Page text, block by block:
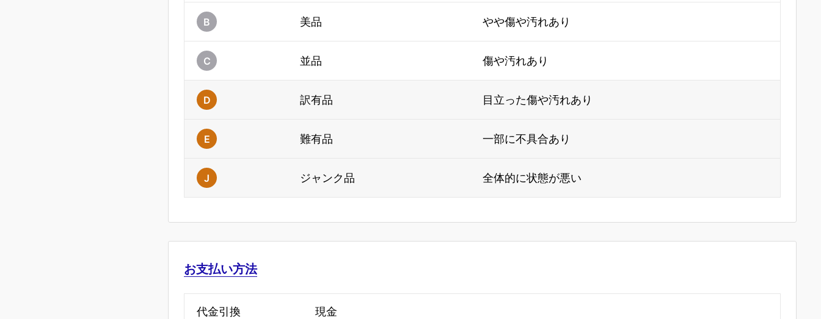
B 美品 やや傷や汚れあり
C 並品 傷や汚れあり
D 訳有品 目立った傷や汚れあり
E 難有品 一部に不具合あり
J ジャンク品 全体的に状態が悪い
お支払い方法
代金引換 現金